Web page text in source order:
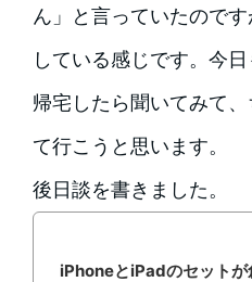
ん」と言っていたので
している感じです。今
帰宅したら聞いてみて
て行こうと思います。
後日談を書きました。
iPhoneとiPadのセット